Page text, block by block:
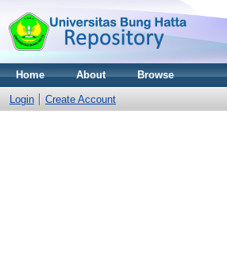
Home About Browse
Login Create Account